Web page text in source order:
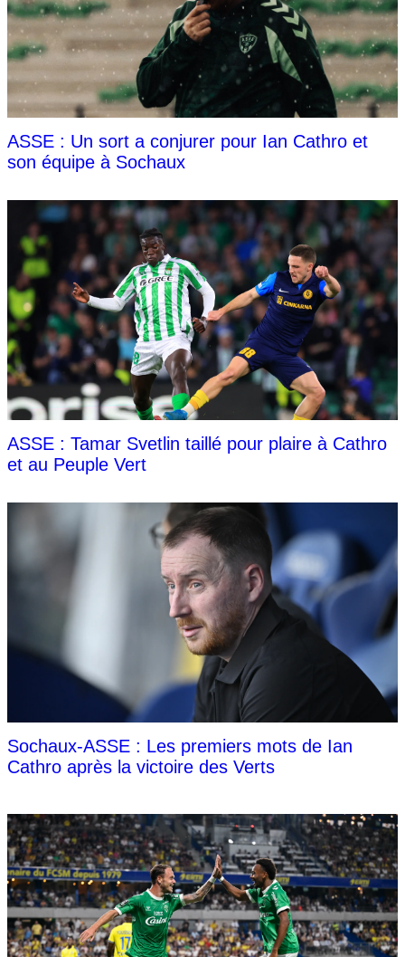
ASSE : Un sort a conjurer pour Ian Cathro et
son équipe à Sochaux
ASSE : Tamar Svetlin taillé pour plaire à Cathro
et au Peuple Vert
Sochaux-ASSE : Les premiers mots de Ian
Cathro après la victoire des Verts